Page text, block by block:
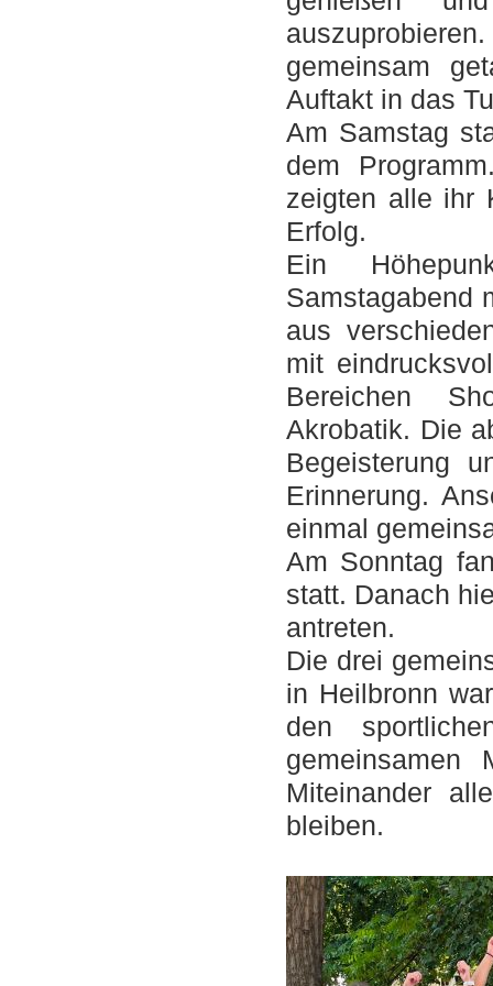
gemeinsam
Auftakt in das
Am Samstag
dem
zeigten alle ihr
Erfolg.
Ein
Samstagabend
aus
mit
Bereichen
Akrobatik. Die
Begeisterung
Erinnerung.
einmal
Am Sonntag
statt. Danach
antreten.
Die drei
in Heilbronn
den
gemeinsamen
Miteinander
bleiben.